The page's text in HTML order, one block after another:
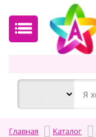
Главная Каталог